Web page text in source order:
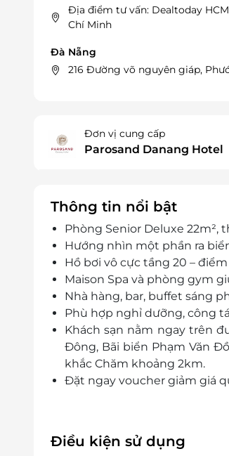
Địa điểm tư vấn: Dealtoday HCM
Chí Minh
Đà Nẵng
216 Đường võ nguyên giáp,
Đơn vị cung cấp
Parosand Danang Hotel
Thông tin nổi bật
Phòng Senior Deluxe
Hướng nhìn một phần ra
Hồ bơi vô cực tầng 20 –
Maison Spa và phòng gym
Nhà hàng, bar, buffet sáng
Phù hợp nghỉ dưỡng, công
Khách sạn nằm ngay trên
Đông, Bãi biển Phạm Văn
khắc Chăm khoảng 2km.
Đặt ngay voucher giảm giá
Điều kiện sử dụng